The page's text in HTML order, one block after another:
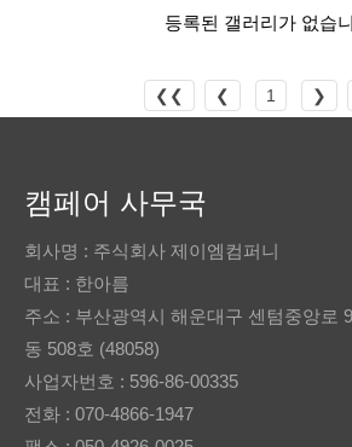
등록된 갤러리가 없습
❮❮ ❮ 1 ❯
캠페어 사무국
회사명 : 주식회사 제이엠컴퍼니
대표 : 한아름
주소 : 부산광역시 해운대구 센텀중앙로
동 508호 (48058)
사업자번호 : 596-86-00335
전화 : 070-4866-1947